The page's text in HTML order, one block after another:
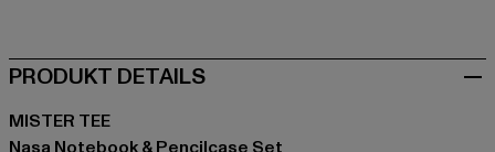
PRODUKT DETAILS
MISTER TEE
Nasa Notebook & Pencilcase Set